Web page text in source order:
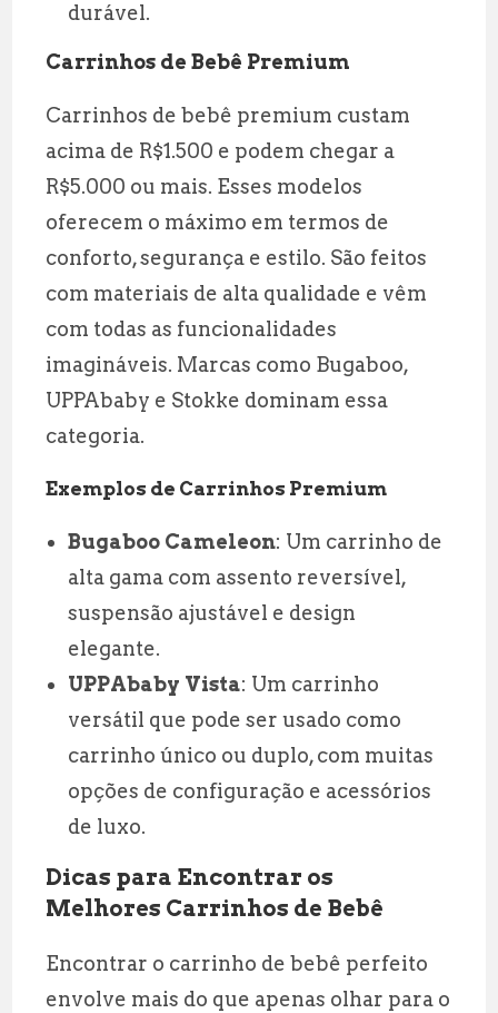
durável.
Carrinhos de Bebê Premium
Carrinhos de bebê premium custam
acima de R$1.500 e podem chegar a
R$5.000 ou mais. Esses modelos
oferecem o máximo em termos de
conforto, segurança e estilo. São feitos
com materiais de alta qualidade e vêm
com todas as funcionalidades
imagináveis. Marcas como Bugaboo,
UPPAbaby e Stokke dominam essa
categoria.
Exemplos de Carrinhos Premium
Bugaboo Cameleon: Um carrinho de
alta gama com assento reversível,
suspensão ajustável e design
elegante.
UPPAbaby Vista: Um carrinho
versátil que pode ser usado como
carrinho único ou duplo, com muitas
opções de configuração e acessórios
de luxo.
Dicas para Encontrar os
Melhores Carrinhos de Bebê
Encontrar o carrinho de bebê perfeito
envolve mais do que apenas olhar para o